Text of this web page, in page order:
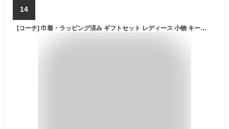
14
[コーチ] 巾着・ラッピング済み ギフトセット レディース 小物 キーケース CR835 IMCAH(チョークマルチ) 花柄 [アウトレット]